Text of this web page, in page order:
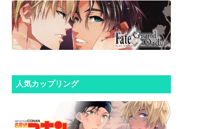
人気カップリング